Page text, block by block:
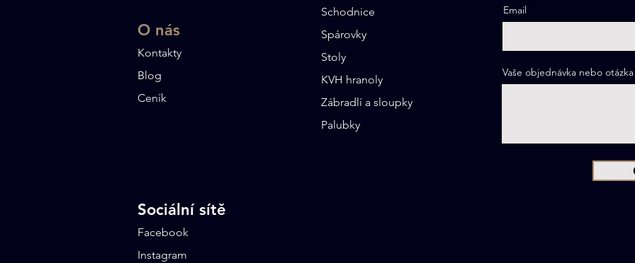
O nás​
Kontakty
Blog
Ceník
Schodnice
Spárovky
Stoly
KVH hranoly
Zábradlí a sloupky
Palubky
Sociální sítě
Facebook​
Instagram
Email
Vaše objednávka nebo otázka